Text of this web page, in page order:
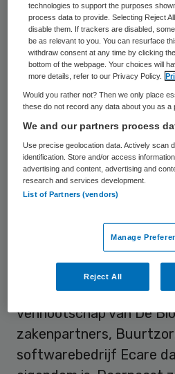
De vragen waren
Kamerleden Evert-Jan
CDA en Sophie
was naar aanleiding van
RTLZ. Die berichtte
Stichting Buurtzorg
naar Nederlandse
zou hebben gesluisd en
aan buitenlandse
Leningen
Het gaat om Buurtzorg
vennootschap van De
zakenpartners,
softwarebedrijf Ecare
technologies to support the purposes
process data to provide. Selecting Reject
disable them. If trackers are disabled,
be as relevant to you. You can resurface
withdraw consent at any time by clicking
bottom of the webpage. Your choices will
more details, refer to our Privacy Policy.
Would you rather not? Then we only place
these do not record any data about you as a
We and our partners process
Use precise geolocation data. Actively scan
identification. Store and/or access
advertising and content, advertising and
research and services development.
List of Partners (vendors)
Manage
Reject All